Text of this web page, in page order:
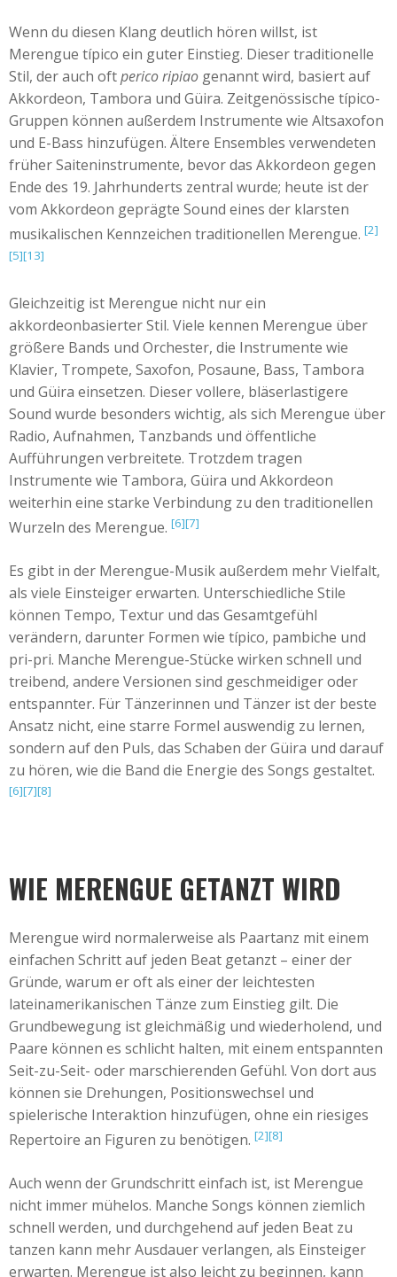
Wenn du diesen Klang deutlich hören willst, ist
Merengue típico ein guter Einstieg. Dieser traditionelle
Stil, der auch oftperico ripiao genannt wird, basiert auf
Akkordeon, Tambora und Güira. Zeitgenössische típico-
Gruppen können außerdem Instrumente wie Altsaxofon
und E-Bass hinzufügen. Ältere Ensembles verwendeten
früher Saiteninstrumente, bevor das Akkordeon gegen
Ende des 19. Jahrhunderts zentral wurde; heute ist der
vom Akkordeon geprägte Sound eines der klarsten
musikalischen Kennzeichen traditionellen Merengue. [2]
[5][13]
Gleichzeitig ist Merengue nicht nur ein
akkordeonbasierter Stil. Viele kennen Merengue über
größere Bands und Orchester, die Instrumente wie
Klavier, Trompete, Saxofon, Posaune, Bass, Tambora
und Güira einsetzen. Dieser vollere, bläserlastigere
Sound wurde besonders wichtig, als sich Merengue über
Radio, Aufnahmen, Tanzbands und öffentliche
Aufführungen verbreitete. Trotzdem tragen
Instrumente wie Tambora, Güira und Akkordeon
weiterhin eine starke Verbindung zu den traditionellen
Wurzeln des Merengue. [6][7]
Es gibt in der Merengue-Musik außerdem mehr Vielfalt,
als viele Einsteiger erwarten. Unterschiedliche Stile
können Tempo, Textur und das Gesamtgefühl
verändern, darunter Formen wie típico, pambiche und
pri-pri. Manche Merengue-Stücke wirken schnell und
treibend, andere Versionen sind geschmeidiger oder
entspannter. Für Tänzerinnen und Tänzer ist der beste
Ansatz nicht, eine starre Formel auswendig zu lernen,
sondern auf den Puls, das Schaben der Güira und darauf
zu hören, wie die Band die Energie des Songs gestaltet.
[6][7][8]
WIE MERENGUE GETANZT WIRD
Merengue wird normalerweise als Paartanz mit einem
einfachen Schritt auf jeden Beat getanzt – einer der
Gründe, warum er oft als einer der leichtesten
lateinamerikanischen Tänze zum Einstieg gilt. Die
Grundbewegung ist gleichmäßig und wiederholend, und
Paare können es schlicht halten, mit einem entspannten
Seit-zu-Seit- oder marschierenden Gefühl. Von dort aus
können sie Drehungen, Positionswechsel und
spielerische Interaktion hinzufügen, ohne ein riesiges
Repertoire an Figuren zu benötigen. [2][8]
Auch wenn der Grundschritt einfach ist, ist Merengue
nicht immer mühelos. Manche Songs können ziemlich
schnell werden, und durchgehend auf jeden Beat zu
tanzen kann mehr Ausdauer verlangen, als Einsteiger
erwarten. Merengue ist also leicht zu beginnen, kann